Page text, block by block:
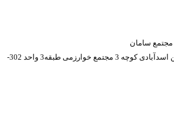
مجتمع سامان
شیراز - خیابان سید جمالدین اسدآبادی کوچه 3 مجتمع خوارزمی طبقه3 واحد 302-